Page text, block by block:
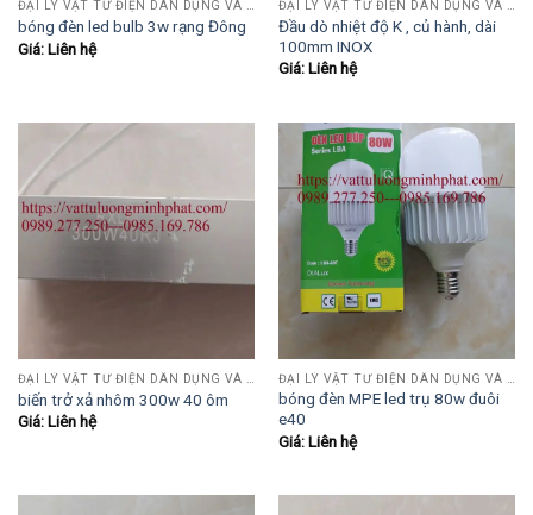
bóng đèn led bulb 3w rạng Đông
Giá: Liên hệ
Đầu dò nhiệt độ K , củ hành, dài
100mm INOX
Giá: Liên hệ
biến trở xả nhôm 300w 40 ôm
Giá: Liên hệ
bóng đèn MPE led trụ 80w đuôi
e40
Giá: Liên hệ